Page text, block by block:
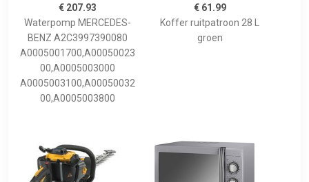
€ 207.93
Waterpomp MERCEDES-
BENZ A2C3997390080
A0005001700,A00050023
00,A0005003000
A0005003100,A00050032
00,A0005003800
€ 61.99
Koffer ruitpatroon 28 L
groen